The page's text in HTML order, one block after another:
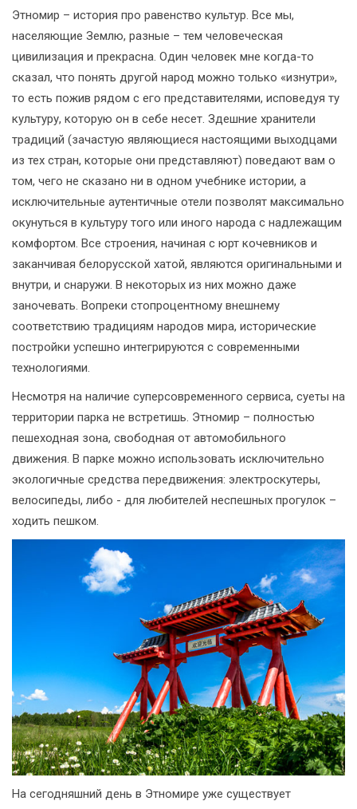
Этномир – история про равенство культур. Все мы,
населяющие Землю, разные – тем человеческая
цивилизация и прекрасна. Один человек мне когда-то
сказал, что понять другой народ можно только «изнутри»,
то есть пожив рядом с его представителями, исповедуя ту
культуру, которую он в себе несет. Здешние хранители
традиций (зачастую являющиеся настоящими выходцами
из тех стран, которые они представляют) поведают вам о
том, чего не сказано ни в одном учебнике истории, а
исключительные аутентичные отели позволят максимально
окунуться в культуру того или иного народа с надлежащим
комфортом. Все строения, начиная с юрт кочевников и
заканчивая белорусской хатой, являются оригинальными и
внутри, и снаружи. В некоторых из них можно даже
заночевать. Вопреки стопроцентному внешнему
соответствию традициям народов мира, исторические
постройки успешно интегрируются с современными
технологиями.
Несмотря на наличие суперсовременного сервиса, суеты на
территории парка не встретишь. Этномир – полностью
пешеходная зона, свободная от автомобильного
движения. В парке можно использовать исключительно
экологичные средства передвижения: электроскутеры,
велосипеды, либо - для любителей неспешных прогулок –
ходить пешком.
На сегодняшний день в Этномире уже существует